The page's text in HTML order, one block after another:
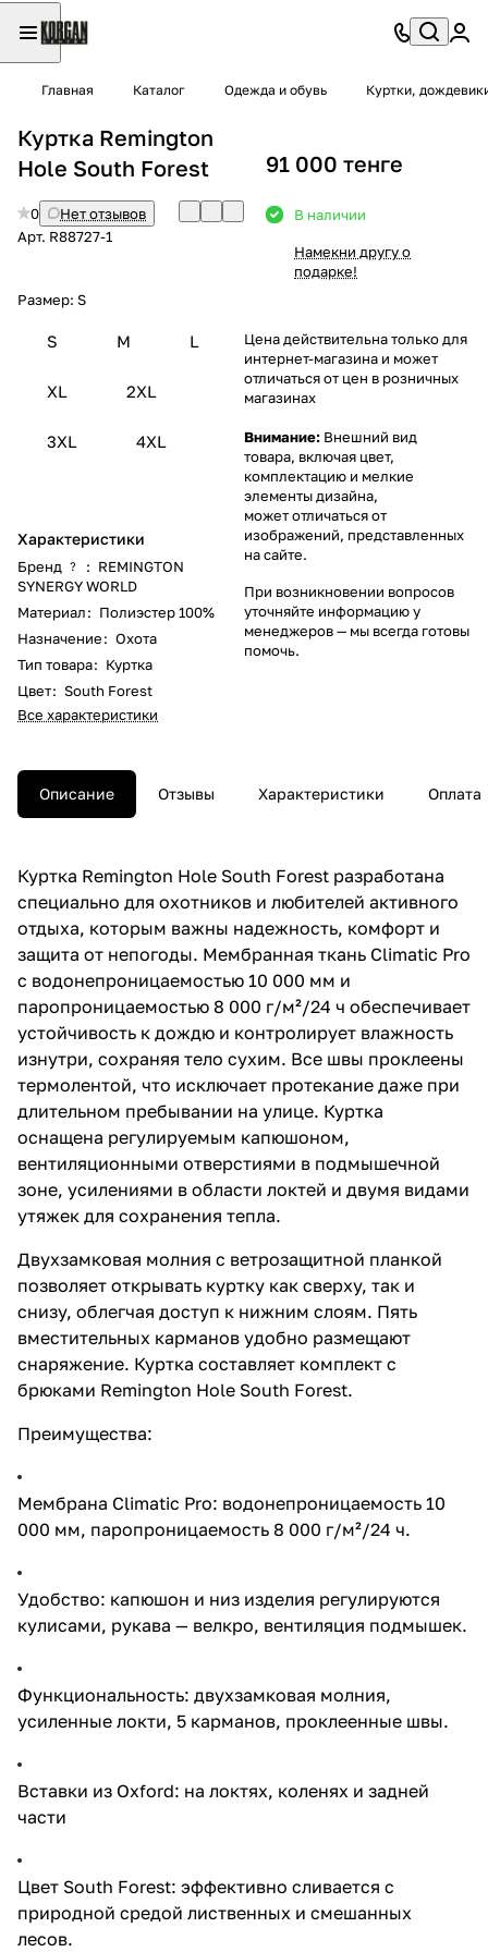
Главная Каталог Одежда и обувь Куртки,
Куртка Remington
Hole South Forest
0
Нет отзывов
Арт. R88727-1
Размер: S
S M L
XL 2XL
3XL 4XL
Характеристики
Бренд ? : REMINGTON
SYNERGY WORLD
Материал: Полиэстер 100%
Назначение: Охота
Тип товара: Куртка
Цвет: South Forest
Все характеристики
91 000 тенге
В наличии
Намекни другу о
подарке!
Цена действительна только для
интернет-магазина и может
отличаться от цен в розничных
магазинах
Внимание: Внешний вид
товара, включая цвет,
комплектацию и мелкие
элементы дизайна,
может отличаться от
изображений, представленных
на сайте.
При возникновении вопросов
уточняйте информацию у
менеджеров— мы всегда готовы
помочь.
Описание Отзывы Характеристики Оплата
Куртка Remington Hole South Forest разработана
специально для охотников и любителей активного
отдыха, которым важны надежность, комфорт и
защита от непогоды. Мембранная ткань Climatic Pro
с водонепроницаемостью 10 000 мм и
паропроницаемостью 8 000 г/м²/24 ч обеспечивает
устойчивость к дождю и контролирует влажность
изнутри, сохраняя тело сухим. Все швы проклеены
термолентой, что исключает протекание даже при
длительном пребывании на улице. Куртка
оснащена регулируемым капюшоном,
вентиляционными отверстиями в подмышечной
зоне, усилениями в области локтей и двумя видами
утяжек для сохранения тепла.
Двухзамковая молния с ветрозащитной планкой
позволяет открывать куртку как сверху, так и
снизу, облегчая доступ к нижним слоям. Пять
вместительных карманов удобно размещают
снаряжение. Куртка составляет комплект с
брюками Remington Hole South Forest.
Преимущества:
Мембрана Climatic Pro: водонепроницаемость 10
000 мм, паропроницаемость 8 000 г/м²/24 ч.
Удобство: капюшон и низ изделия регулируются
кулисами, рукава — велкро, вентиляция подмышек.
Функциональность: двухзамковая молния,
усиленные локти, 5 карманов, проклеенные швы.
Вставки из Oxford: на локтях, коленях и задней
части
Цвет South Forest: эффективно сливается с
природной средой лиственных и смешанных
лесов.